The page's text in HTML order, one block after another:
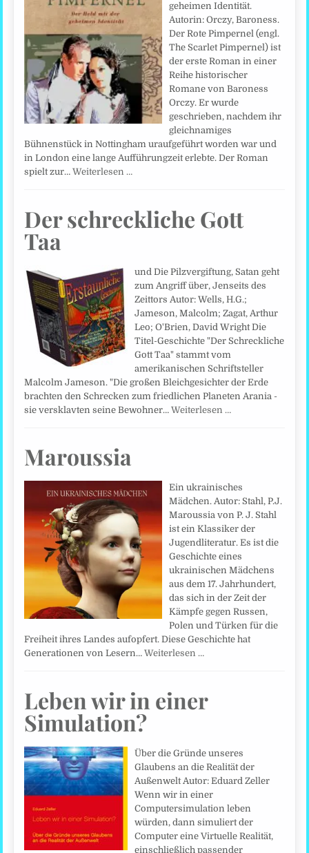
geheimen Identität.
Autorin: Orczy, Baroness.
Der Rote Pimpernel (engl.
The Scarlet Pimpernel) ist
der erste Roman in einer
Reihe historischer
Romane von Baroness
Orczy. Er wurde
geschrieben, nachdem ihr
gleichnamiges
Bühnenstück in Nottingham uraufgeführt worden war und
in London eine lange Aufführungzeit erlebte. Der Roman
spielt zur…Weiterlesen …
Der schreckliche Gott
Taa
und Die Pilzvergiftung, Satan geht
zum Angriff über, Jenseits des
Zeittors Autor: Wells, H.G.;
Jameson, Malcolm; Zagat, Arthur
Leo; O'Brien, David Wright Die
Titel-Geschichte "Der Schreckliche
Gott Taa" stammt vom
amerikanischen Schriftsteller
Malcolm Jameson. "Die großen Bleichgesichter der Erde
brachten den Schrecken zum friedlichen Planeten Arania -
sie versklavten seine Bewohner…Weiterlesen …
Maroussia
Ein ukrainisches
Mädchen. Autor: Stahl, P.J.
Maroussia von P. J. Stahl
ist ein Klassiker der
Jugendliteratur. Es ist die
Geschichte eines
ukrainischen Mädchens
aus dem 17. Jahrhundert,
das sich in der Zeit der
Kämpfe gegen Russen,
Polen und Türken für die
Freiheit ihres Landes aufopfert. Diese Geschichte hat
Generationen von Lesern…Weiterlesen …
Leben wir in einer
Simulation?
Über die Gründe unseres
Glaubens an die Realität der
Außenwelt Autor: Eduard Zeller
Wenn wir in einer
Computersimulation leben
würden, dann simuliert der
Computer eine Virtuelle Realität,
einschließlich passender